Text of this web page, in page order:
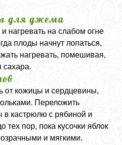
для джема
нагревать на слабом огне
плоды начнут лопаться,
нагревать, помешивая,
сахара.
от кожицы и сердцевины,
Переложить
в кастрюлю с рябиной и
тех пор, пока кусочки яблок
и мягкими.